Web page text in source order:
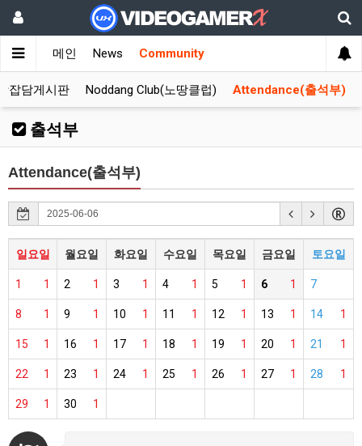
메인 News Community
잡담게시판 Noddang Club(노땅클럽) Attendance(출석부)
출석부
Attendance(출석부)
일요일 월요일 화요일 수요일 목요일 금요일 토요일
1
1 1
2 1
3 1
4 1
5 1
6 7
1
8 1
9 1
10 1
11 1
12 1
13 1
14
1
15 1
16 1
17 1
18 1
19 1
20 1
21
1
22 1
23 1
24 1
25 1
26 1
27 1
28
1
29 1
30